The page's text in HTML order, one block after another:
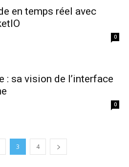
en temps réel avec
0
: sa vision de l’interface
0
3 4